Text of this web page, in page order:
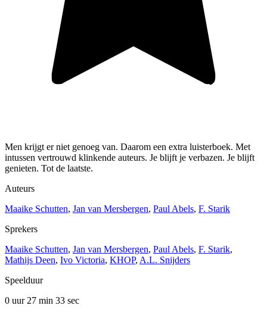
Men krijgt er niet genoeg van. Daarom een extra luisterboek. Met
intussen vertrouwd klinkende auteurs. Je blijft je verbazen. Je blijft
genieten. Tot de laatste.
Auteurs
Maaike Schutten, Jan van Mersbergen, Paul Abels, F. Starik
Sprekers
Maaike Schutten, Jan van Mersbergen, Paul Abels, F. Starik,
Mathijs Deen, Ivo Victoria, KHOP, A.L. Snijders
Speelduur
0 uur 27 min 33 sec